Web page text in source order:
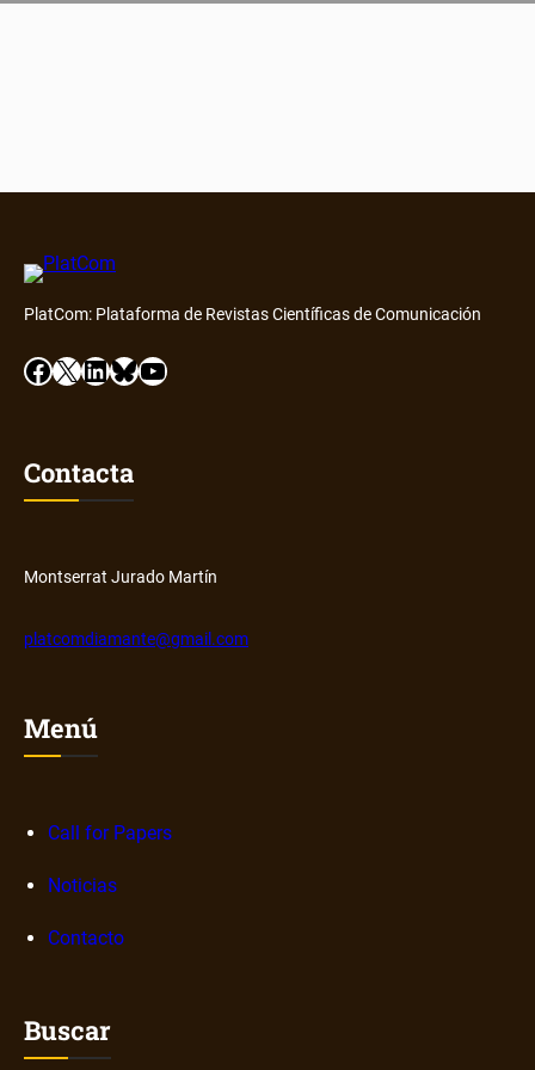
PlatCom: Plataforma de Revistas Científicas de Comunicación
Facebook X LinkedIn Bluesky YouTube
Contacta
Montserrat Jurado Martín
platcomdiamante@gmail.com
Menú
Call for Papers
Noticias
Contacto
Buscar